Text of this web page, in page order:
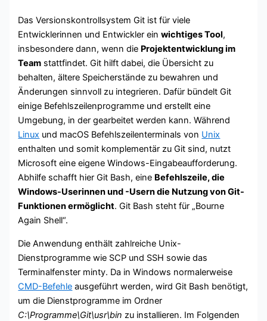
Das Versionskontrollsystem Git ist für viele
Entwicklerinnen und Entwickler einwichtiges Tool,
insbesondere dann, wenn die Projektentwicklung im
Team stattfindet. Git hilft dabei, die Übersicht zu
behalten, ältere Speicherstände zu bewahren und
Änderungen sinnvoll zu integrieren. Dafür bündelt Git
einige Befehlszeilenprogramme und erstellt eine
Umgebung, in der gearbeitet werden kann. Während
Linux und macOS Befehlszeilenterminals von Unix
enthalten und somit komplementär zu Git sind, nutzt
Microsoft eine eigene Windows-Eingabeaufforderung.
Abhilfe schafft hier Git Bash, eine Befehlszeile, die
Windows-Userinnen und -Usern die Nutzung von Git-
Funktionen ermöglicht. Git Bash steht für „Bourne
Again Shell“.
Die Anwendung enthält zahlreiche Unix-
Dienstprogramme wie SCP und SSH sowie das
Terminalfenster minty. Da in Windows normalerweise
CMD-Befehle ausgeführt werden, wird Git Bash benötigt,
um die Dienstprogramme im Ordner
C:\Programme\Git\usr\bin zu installieren. Im Folgenden